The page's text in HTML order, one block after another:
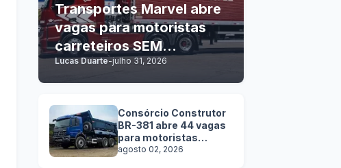
Transportes Marvel abre
vagas para motoristas
carreteiros SEM
EXPERIÊNCIA
Lucas Duarte-julho 31, 2026
Consórcio Construtor
BR-381 abre 44 vagas
para motoristas
categoria C, D e E
agosto 02, 2026